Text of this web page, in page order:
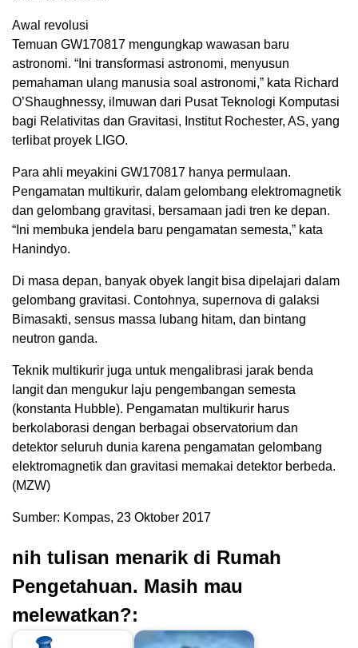
Awal revolusi
Temuan GW170817 mengungkap wawasan baru
astronomi. “Ini transformasi astronomi, menyusun
pemahaman ulang manusia soal astronomi,” kata Richard
O’Shaughnessy, ilmuwan dari Pusat Teknologi Komputasi
bagi Relativitas dan Gravitasi, Institut Rochester, AS, yang
terlibat proyek LIGO.
Para ahli meyakini GW170817 hanya permulaan.
Pengamatan multikurir, dalam gelombang elektromagnetik
dan gelombang gravitasi, bersamaan jadi tren ke depan.
“Ini membuka jendela baru pengamatan semesta,” kata
Hanindyo.
Di masa depan, banyak obyek langit bisa dipelajari dalam
gelombang gravitasi. Contohnya, supernova di galaksi
Bimasakti, sensus massa lubang hitam, dan bintang
neutron ganda.
Teknik multikurir juga untuk mengalibrasi jarak benda
langit dan mengukur laju pengembangan semesta
(konstanta Hubble). Pengamatan multikurir harus
berkolaborasi dengan berbagai observatorium dan
detektor seluruh dunia karena pengamatan gelombang
elektromagnetik dan gravitasi memakai detektor berbeda.
(MZW)
Sumber: Kompas, 23 Oktober 2017
nih tulisan menarik di Rumah
Pengetahuan. Masih mau
melewatkan?: